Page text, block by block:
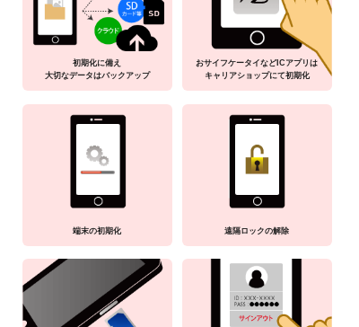
初期化に備え
大切なデータはバックアップ
おサイフケータイなどICアプリは
キャリアショップにて初期化
端末の初期化 遠隔ロックの解除